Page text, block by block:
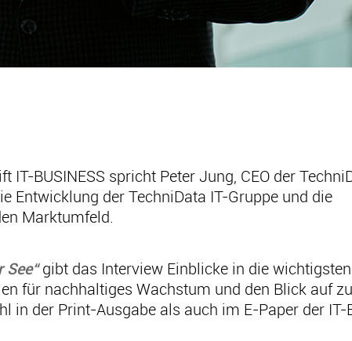
BUSINESS spricht Peter Jung, CEO der
der TechniData IT-Gruppe und die
Marktumfeld.
gibt das Interview Einblicke in die wichtigsten
für nachhaltiges Wachstum und den Blick auf
der Print-Ausgabe als auch im E-Paper der IT-